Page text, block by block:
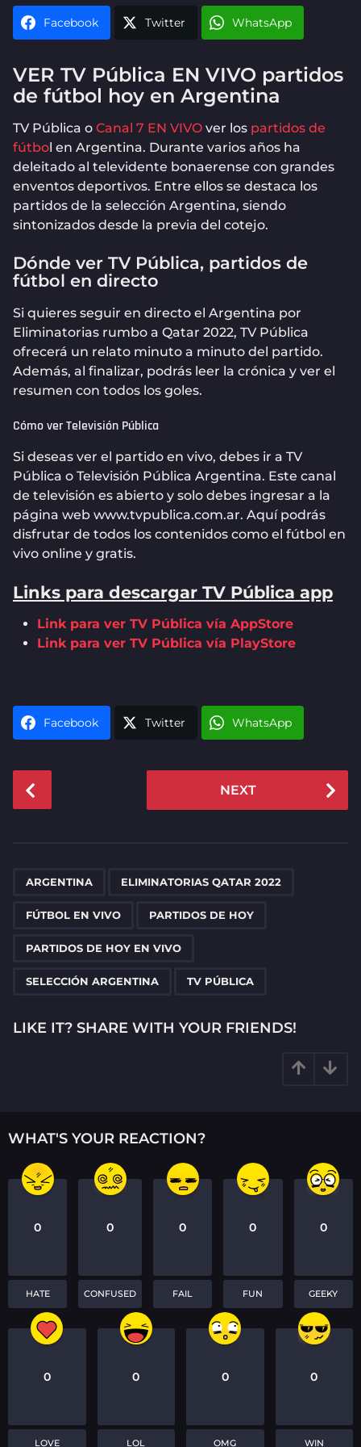
Facebook Twitter WhatsApp
VER TV Pública EN VIVO partidos
de fútbol hoy en Argentina
TV Pública o Canal 7 EN VIVO ver los partidos de
fútbol en Argentina. Durante varios años ha
deleitado al televidente bonaerense con grandes
enventos deportivos. Entre ellos se destaca los
partidos de la selección Argentina, siendo
sintonizados desde la previa del cotejo.
Dónde ver TV Pública, partidos de
fútbol en directo
Si quieres seguir en directo el Argentina por
Eliminatorias rumbo a Qatar 2022, TV Pública
ofrecerá un relato minuto a minuto del partido.
Además, al finalizar, podrás leer la crónica y ver el
resumen con todos los goles.
Cómo ver Televisión Pública
Si deseas ver el partido en vivo, debes ir a TV
Pública o Televisión Pública Argentina. Este canal
de televisión es abierto y solo debes ingresar a la
página web www.tvpublica.com.ar. Aquí podrás
disfrutar de todos los contenidos como el fútbol en
vivo online y gratis.
Links para descargar TV Pública app
Link para ver TV Pública vía AppStore
Link para ver TV Pública vía PlayStore
Facebook Twitter WhatsApp
o
o
NEXT
ARGENTINA ELIMINATORIAS QATAR 2022
FÚTBOL EN VIVO PARTIDOS DE HOY
PARTIDOS DE HOY EN VIVO
SELECCIÓN ARGENTINA TV PÚBLICA
LIKE IT? SHARE WITH YOUR FRIENDS!
WHAT'S YOUR REACTION?
0
HATE
0
CONFUSED
0
FAIL
0
FUN
0
GEEKY
0
LOVE
0
LOL
0
OMG
0
WIN